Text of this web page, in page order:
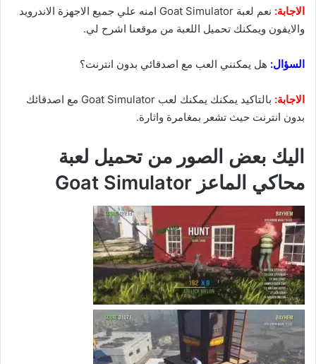
الاجابة:
نعم لعبة Goat Simulator امنه علي جميع الاجهزة الاندرويد
والايفون ويمكنك تحميل اللعبة من موقعنا اشرح لي.
السؤال: هل يمكنني العب مع اصدقائي بدون انترنت؟
الاجابة:
بالتاكيد يمكنك يمكنك لعب Goat Simulator مع اصدقائك
بدون انترنت حيث تشعر بمغامرة واثارة.
اليك بعض الصور من تحميل لعبة
محاكي الماعز Goat Simulator